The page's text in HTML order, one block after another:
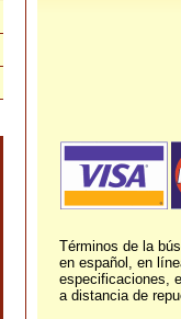
Términos de la
en español, en
especificaciones,
a distancia de